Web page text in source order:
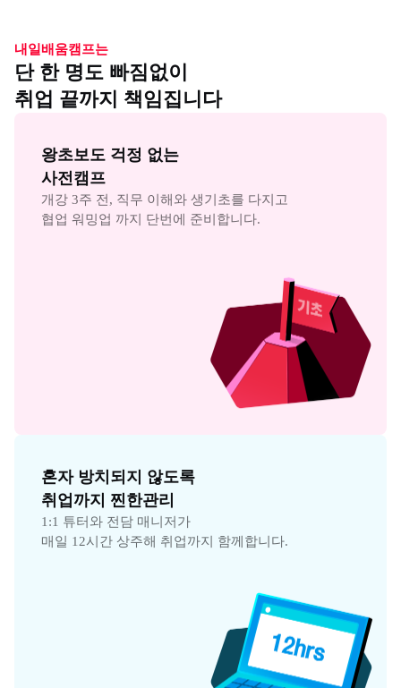
내일배움캠프는
단 한 명도 빠짐없이
취업 끝까지 책임집니다
왕초보도 걱정 없는
사전캠프
개강 3주 전, 직무 이해와 생기초를 다지고
협업 워밍업 까지 단번에 준비합니다.
혼자 방치되지 않도록
취업까지 찐한관리
1:1 튜터와 전담 매니저가
매일 12시간 상주해 취업까지 함께합니다.